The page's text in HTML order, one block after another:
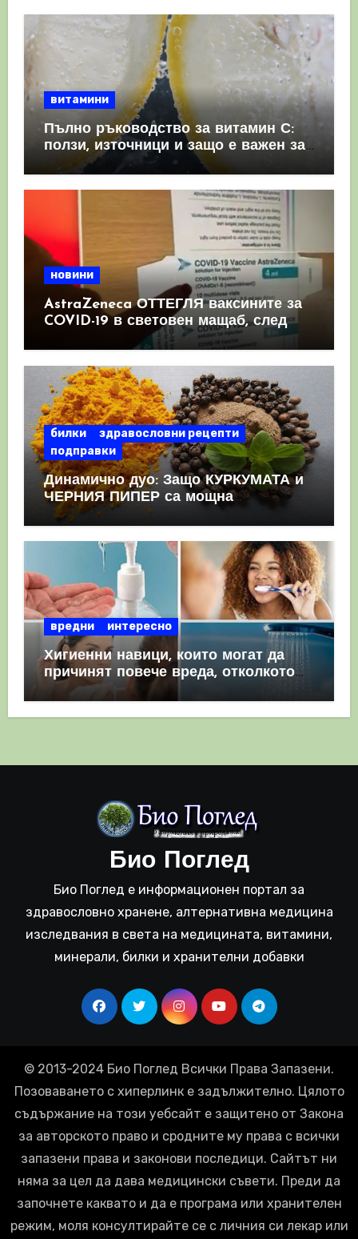
витамини
Пълно ръководство за витамин С:
ползи, източници и защо е важен за
имунната система
новини
AstraZeneca ОТТЕГЛЯ ваксините за
COVID-19 в световен мащаб, след
като призна, че те причиняват
билки
здравословни рецепти
подправки
Динамично дуо: Защо КУРКУМАТА и
ЧЕРНИЯ ПИПЕР са мощна
комбинация
вредни интересно
Хигиенни навици, които могат да
причинят повече вреда, отколкото
полза
Био Поглед
Био Поглед е информационен портал за
здравословно хранене, алтернативна медицина
изследвания в света на медицината, витамини,
минерали, билки и хранителни добавки
© 2013-2024 Био Поглед Всички Права Запазени.
Позоваването с хиперлинк е задължително. Цялото
съдържание на този уебсайт е защитено от Закона
за авторското право и сродните му права с всички
запазени права и законови последици. Сайтът ни
няма за цел да дава медицински съвети. Преди да
започнете каквато и да е програма или хранителен
режим, моля консултирайте се с личния си лекар или